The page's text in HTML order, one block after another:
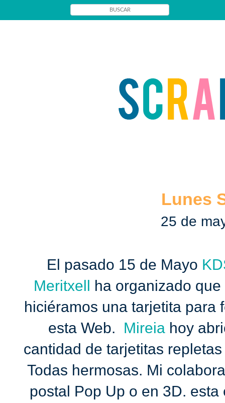
Lunes
25 de
El pasado 15 de Mayo
Meritxell ha organizado
hiciéramos una tarjetita para
esta Web. Mireiahoy
cantidad de tarjetitas
Todas hermosas. Mi
postal Pop Up o en 3D.